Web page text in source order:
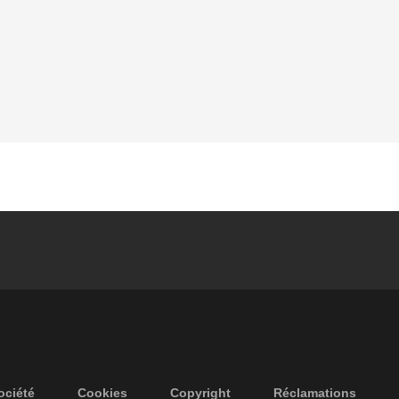
Cookies Copyright Réclamations